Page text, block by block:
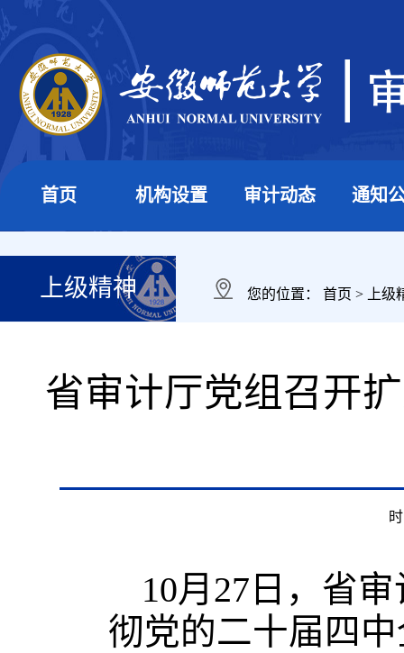
首页 机构设置 审计动态 通知
上级精神 您的位置： 首页 > 上级
省审计厅党组召开
10月27日，省
彻党的二十届四